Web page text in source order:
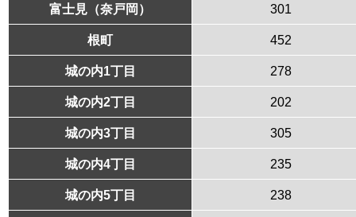
富士見（奈戸岡） 301
根町 452
城の内1丁目 278
城の内2丁目 202
城の内3丁目 305
城の内4丁目 235
城の内5丁目 238